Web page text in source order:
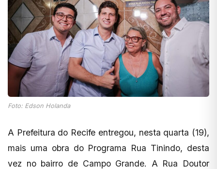
Foto: Edson Holanda
A Prefeitura do Recife entregou, nesta quarta (19),
mais uma obra do Programa Rua Tinindo, desta
vez no bairro de Campo Grande. A Rua Doutor